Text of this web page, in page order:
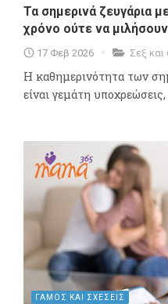
Τα σημερινά ζευγάρια
χρόνο ούτε να
17 Φεβ 2026 Σεξ και
Η καθημερινότητα των
είναι γεμάτη
ΓΑΜΟΣ ΚΑΙ ΣΧΕΣΕΙΣ